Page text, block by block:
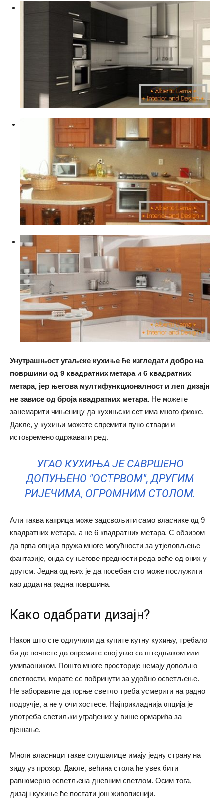
Унутрашњост угаљске кухиње ће изгледати добро на
површини од 9 квадратних метара и 6 квадратних
метара, јер његова мултифункционалност и леп дизајн
не зависе од броја квадратних метара. Не можете
занемарити чињеницу да кухињски сет има много фиоке.
Дакле, у кухињи можете спремити пуно ствари и
истовремено одржавати ред.
УГАО КУХИЊА ЈЕ САВРШЕНО
ДОПУЊЕНО "ОСТРВОМ", ДРУГИМ
РИЈЕЧИМА, ОГРОМНИМ СТОЛОМ.
Али таква каприца може задовољити само власнике од 9
квадратних метара, а не 6 квадратних метара. С обзиром
да прва опција пружа многе могућности за утјеловљење
фантазије, онда су његове предности реда веће од оних у
другом. Једна од њих је да посебан сто може послужити
као додатна радна површина.
Како одабрати дизајн?
Након што сте одлучили да купите кутну кухињу, требало
би да почнете да опремите свој угао са штедњаком или
умиваоником. Пошто многе просторије немају довољно
светлости, морате се побринути за удобно осветљење.
Не заборавите да горње светло треба усмерити на радно
подручје, а не у очи хостесе. Најприкладнија опција је
употреба светиљки уграђених у више ормарића за
вјешање.
Многи власници такве слушалице имају једну страну на
зиду уз прозор. Дакле, већина стола ће увек бити
равномерно осветљена дневним светлом. Осим тога,
дизајн кухиње ће постати још живописнији.